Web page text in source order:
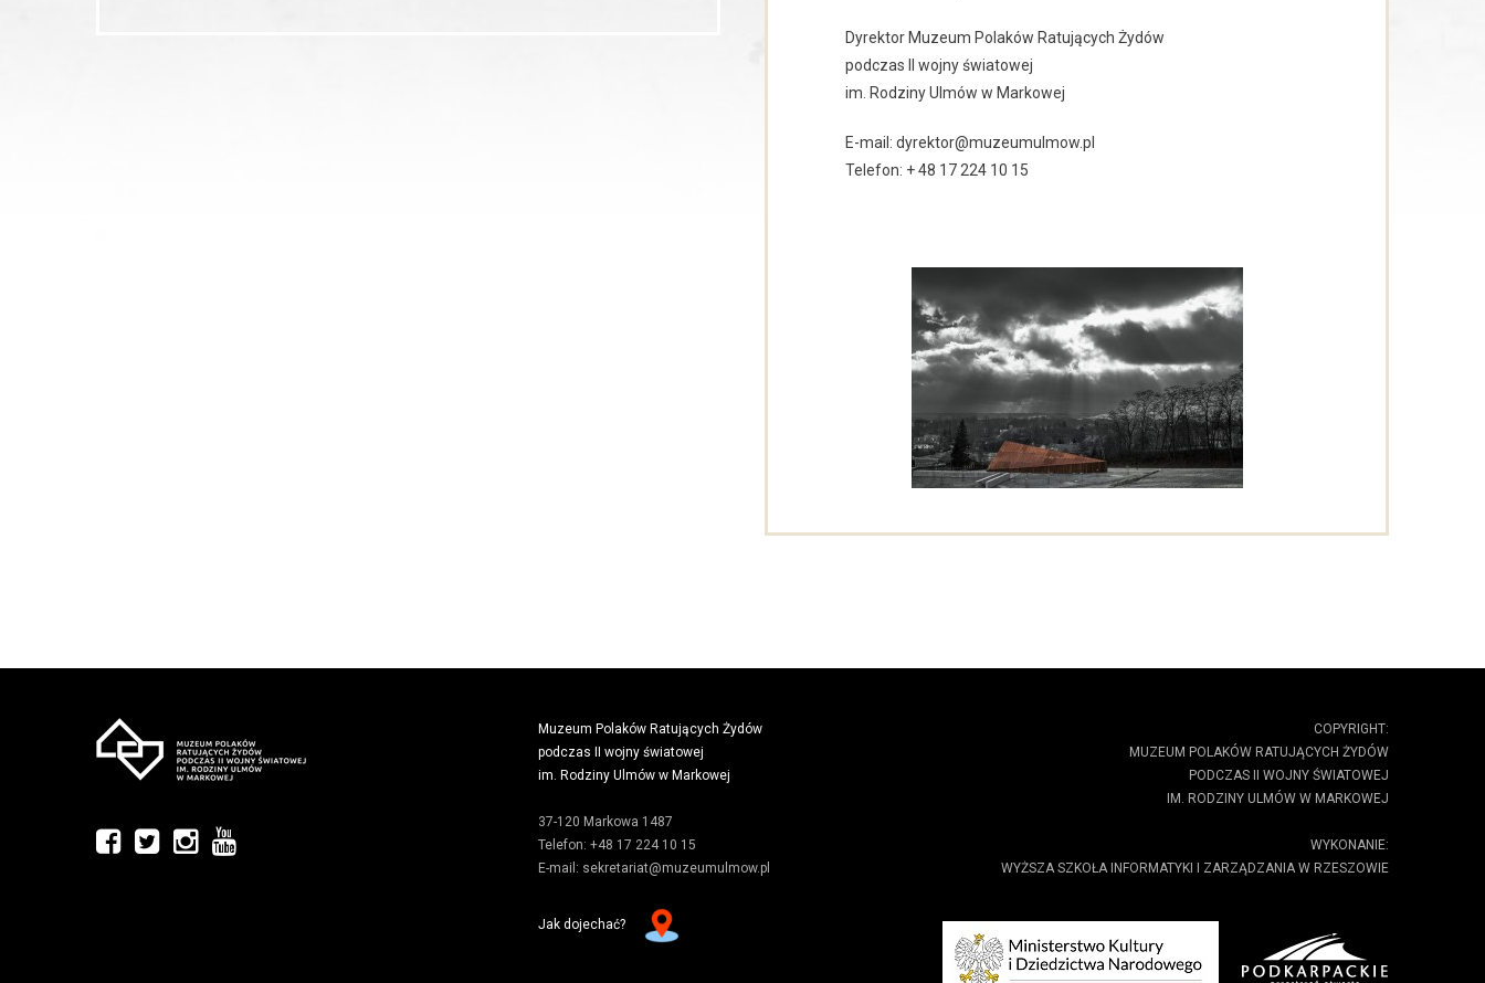
Dyrektor Muzeum Polaków Ratujących Żydów
podczas II wojny światowej
im. Rodziny Ulmów w Markowej
E-mail: dyrektor@muzeumulmow.pl
Telefon: + 48 17 224 10 15
Muzeum Polaków Ratujących Żydów
podczas II wojny światowej
im. Rodziny Ulmów w Markowej
37-120 Markowa 1487
Telefon: +48 17 224 10 15
E-mail: sekretariat@muzeumulmow.pl
Jak dojechać?
COPYRIGHT:
MUZEUM POLAKÓW RATUJĄCYCH ŻYDÓW
PODCZAS II WOJNY ŚWIATOWEJ
IM. RODZINY ULMÓW W MARKOWEJ
WYKONANIE:
WYŻSZA SZKOŁA INFORMATYKI I ZARZĄDZANIA W RZESZOWIE